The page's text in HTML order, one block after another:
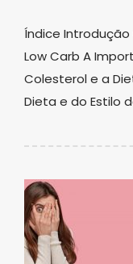
Índice
Low Carb A
Colesterol e a
Dieta e do Estilo